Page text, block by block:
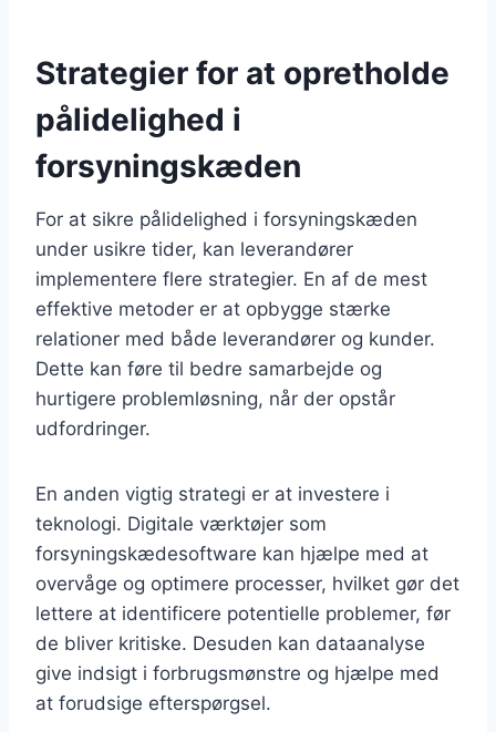
Strategier for at opretholde
pålidelighed i
forsyningskæden
For at sikre pålidelighed i forsyningskæden
under usikre tider, kan leverandører
implementere flere strategier. En af de mest
effektive metoder er at opbygge stærke
relationer med både leverandører og kunder.
Dette kan føre til bedre samarbejde og
hurtigere problemløsning, når der opstår
udfordringer.
En anden vigtig strategi er at investere i
teknologi. Digitale værktøjer som
forsyningskædesoftware kan hjælpe med at
overvåge og optimere processer, hvilket gør det
lettere at identificere potentielle problemer, før
de bliver kritiske. Desuden kan dataanalyse
give indsigt i forbrugsmønstre og hjælpe med
at forudsige efterspørgsel.